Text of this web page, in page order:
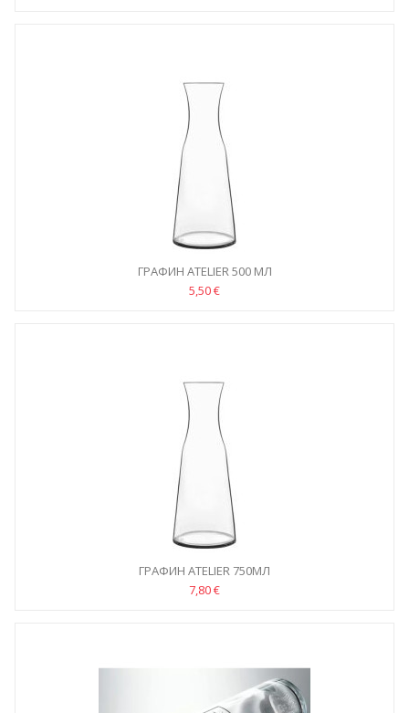
ГРАФИН ATELIER 500 МЛ
5,50 €
ГРАФИН ATELIER 750МЛ
7,80 €